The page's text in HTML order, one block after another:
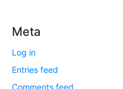
Meta
Log in
Entries feed